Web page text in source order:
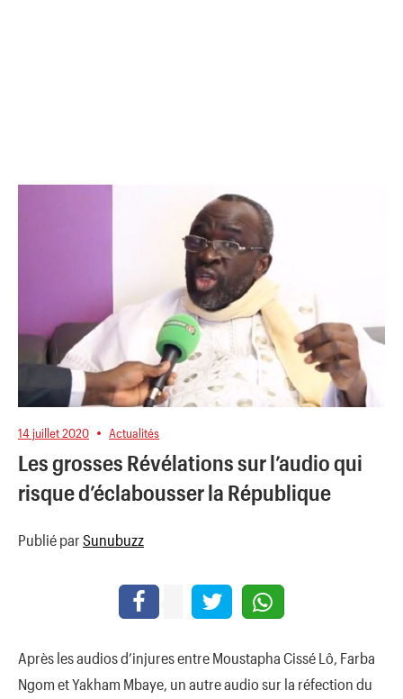
14 juillet 2020 Actualités
Les grosses Révélations sur l’audio qui
risque d’éclabousser la République
Publié par Sunubuzz
Après les audios d’injures entre Moustapha Cissé Lô, Farba
Ngom et Yakham Mbaye, un autre audio sur la réfection du